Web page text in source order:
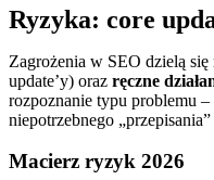
Ryzyka: core
Zagrożenia w SEO dzielą się
update’y) oraz ręczne
rozpoznanie typu problemu
niepotrzebnego „przepisania”
Macierz ryzyk 2026